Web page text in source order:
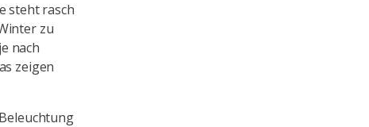
steht rasch
zu
nach
zeigen